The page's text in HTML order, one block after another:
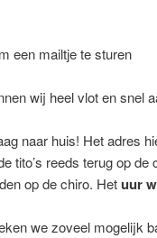
een mailtje te sturen
wij heel vlot en snel
naar huis! Het adres
tito’s reeds terug op de
op de chiro. Hetuur
we zoveel mogelijk